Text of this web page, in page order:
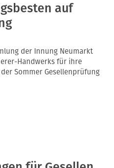
auf
der Innung Neumarkt
Handwerks für ihre
Sommer Gesellenprüfung